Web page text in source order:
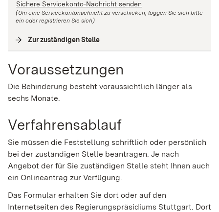
Sichere Servicekonto-Nachricht senden
(Um eine Servicekontonachricht zu verschicken, loggen Sie sich bitte
ein oder registrieren Sie sich)
Zur zuständigen Stelle
Voraussetzungen
Die Behinderung besteht voraussichtlich länger als
sechs Monate.
Verfahrensablauf
Sie müssen die Feststellung schriftlich oder persönlich
bei der zuständigen Stelle beantragen. Je nach
Angebot der für Sie zuständigen Stelle steht Ihnen auch
ein Onlineantrag zur Verfügung.
Das Formular erhalten Sie dort oder auf den
Internetseiten des Regierungspräsidiums Stuttgart. Dort